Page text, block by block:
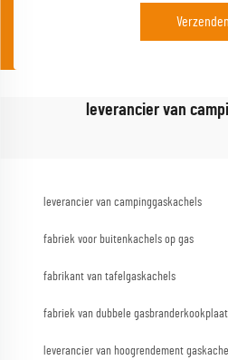
Verzenden
leverancier van
leverancier van campinggaskachels
fabriek voor buitenkachels op gas
fabrikant van tafelgaskachels
fabriek van dubbele gasbranderkookplaat
leverancier van hoogrendement